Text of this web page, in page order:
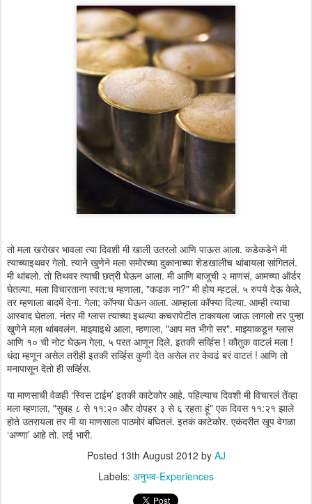
तो मला खरोखर भावला त्या दिवशी मी खाली उतरलो आणि पाऊस आला. कडेकडेने मी
त्याच्याइथवर गेलो. त्याने खुणेने मला समोरच्या दुकानाच्या शेडखालीच थांबायला सांगितलं.
मी थांबलो. तो तिथवर त्याची छत्री घेऊन आला. मी आणि बाजूची २ माणसं, आमच्या ऑर्डर
घेतल्या. मला विचारताना स्वत:च म्हणाला, "कडक ना?" मी होय म्हटलं. ५ रुपये देऊ केले,
तर म्हणाला बादमें देना. गेला; कॉफ्या घेऊन आला. आम्हाला कॉफ्या दिल्या. आम्ही त्याचा
आस्वाद घेतला. नंतर मी ग्लास त्याच्या इथल्या कचरापेटीत टाकायला जाऊ लागलो तर पुन्हा
खुणेने मला थांबवलंन. माझ्याइथे आला, म्हणाला, "आप मत भीगो सर". माझ्याकडून ग्लास
आणि १० ची नोट घेऊन गेला, ५ परत आणून दिले. इतकी सर्व्हिस ! कौतुक वाटलं मला !
धंदा म्हणून असेल तरीही इतकी सर्व्हिस कुणी देत असेल तर केवढं बरं वाटतं ! आणि तो
मनापासून देतो ही सर्व्हिस.
या माणसाची वेळही ‘स्विस टाईम’ इतकी काटेकोर आहे. पहिल्याच दिवशी मी विचारलं तेंव्हा
मला म्हणाला, "सुबह ८ से ११:२० और दोपहर ३ से ६ रहता हूं" एक दिवस ११:२१ झाले
होते उतरायला तर मी या माणसाला पाठमोरं बघितलं. इतकं काटेकोर. एकंदरीत खूप वेगळा
‘अण्णा’ आहे तो. लई भारी.
Posted 13th August 2012 by AJ
Labels: अनुभव-Experiences